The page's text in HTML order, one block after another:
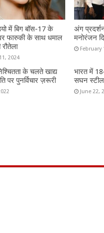
में बिग बॉस-17 के
फारुकी के साथ धमाल
2024
अंग
मनोरंजन
February
के चलते खाद्य
पर पुनर्विचार ज़रूरी
भारत में
सघन स्टील
June 22,